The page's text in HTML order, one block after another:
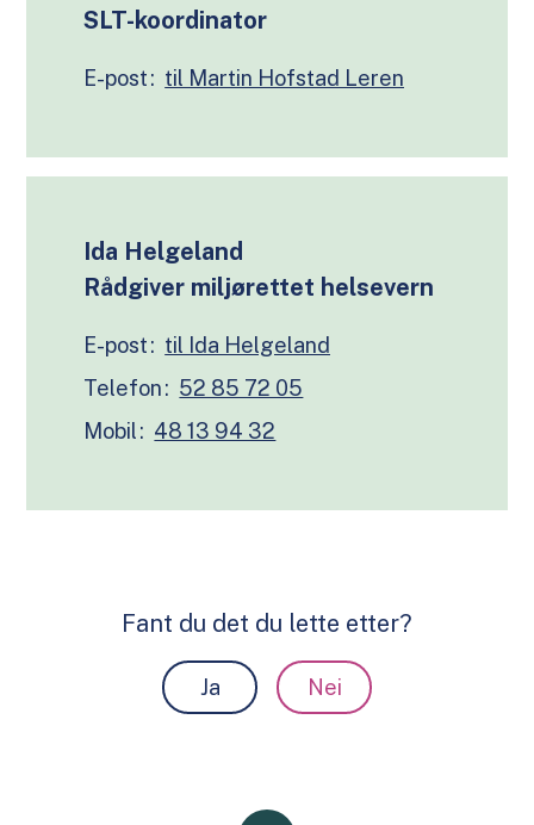
SLT-koordinator
E-post
Ida Helgeland
Rådgiver miljørettet helsevern
E-post
Telefon 52 85 72 05
Mobil 48 13 94 32
Fant du det du lette etter?
Ja Nei